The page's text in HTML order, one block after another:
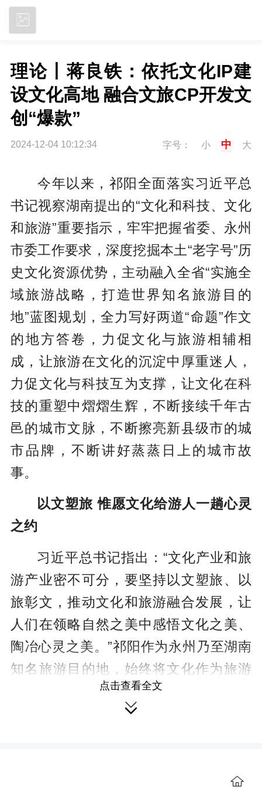
理论丨蒋良铁：依托文化IP建
设文化高地 融合文旅CP开发文
创“爆款”
2024-12-04 10:12:34 字号： 小 中 大
今年以来，祁阳全面落实习近平总
书记视察湖南提出的“文化和科技、文化
和旅游”重要指示，牢牢把握省委、永州
市委工作要求，深度挖掘本土“老字号”历
史文化资源优势，主动融入全省“实施全
域旅游战略，打造世界知名旅游目的
地”蓝图规划，全力写好两道“命题”作文
的地方答卷，力促文化与旅游相辅相
成，让旅游在文化的沉淀中厚重迷人，
力促文化与科技互为支撑，让文化在科
技的重塑中熠熠生辉，不断接续千年古
邑的城市文脉，不断擦亮新县级市的城
市品牌，不断讲好蒸蒸日上的城市故
事。
以文塑旅 惟愿文化给游人一趟心灵
之约
习近平总书记指出：“文化产业和旅
游产业密不可分，要坚持以文塑旅、以
旅彰文，推动文化和旅游融合发展，让
人们在领略自然之美中感悟文化之美、
陶冶心灵之美。”祁阳作为永州乃至湖南
知名旅游目的地，始终将文化作为旅游
点击查看全文
